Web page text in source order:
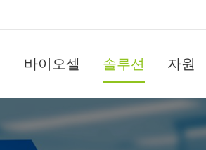
바이오셀 솔루션 자원